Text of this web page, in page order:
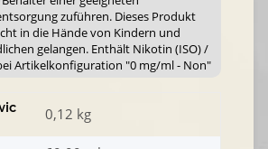
zuführen. Dieses Produkt
in die Hände von Kindern und
gelangen. Enthält Nikotin (ISO) /
Artikelkonfiguration "0 mg/ml - Non"
0,12 kg